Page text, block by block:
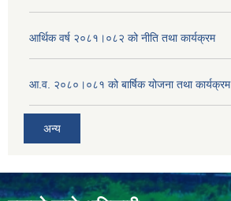
आर्थिक वर्ष २०८१।०८२ को नीति तथा कार्यक्रम
आ.व. २०८०।०८१ को बार्षिक योजना तथा कार्यक्रम
अन्य